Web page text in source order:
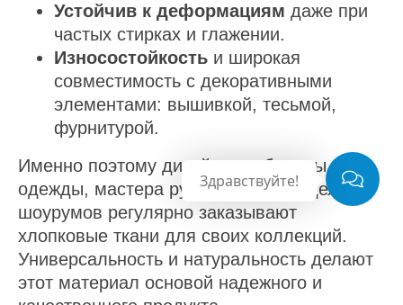
Устойчив к деформациям даже при
частых стирках и глажении.
Износостойкость и широкая
совместимость с декоративными
элементами: вышивкой, тесьмой,
фурнитурой.
Именно поэтому дизайнеры, бренды
одежды, мастера рукоделия и владельцы
шоурумов регулярно заказывают
хлопковые ткани для своих коллекций.
Универсальность и натуральность делают
этот материал основой надежного и